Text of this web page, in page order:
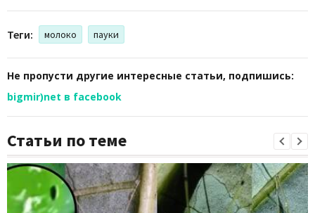
Теги: молоко пауки
Не пропусти другие интересные статьи, подпишись:
bigmir)net в facebook
Статьи по теме